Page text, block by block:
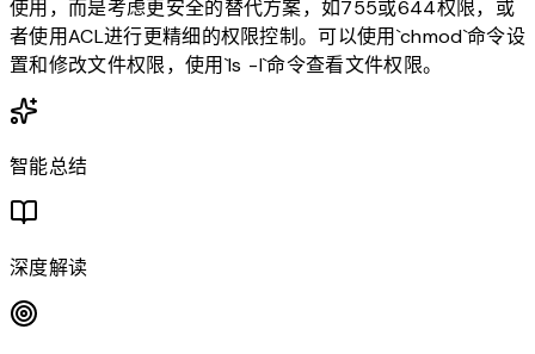
使用，而是考虑更安全的替代方案，如755或644权限，或
者使用ACL进行更精细的权限控制。可以使用`chmod`命令设
置和修改文件权限，使用`ls -l`命令查看文件权限。
智能总结
深度解读